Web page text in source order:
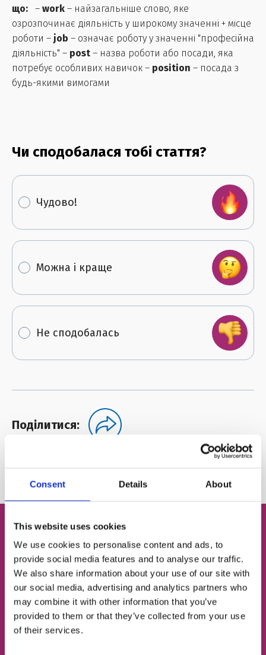
Consent Details About
This website uses cookies
We use cookies to personalise content and ads, to
provide social media features and to analyse our traffic.
We also share information about your use of our site with
our social media, advertising and analytics partners who
may combine it with other information that you’ve
provided to them or that they’ve collected from your use
of their services.
що: – work – найзагальніше слово, яке
озрозпочинає діяльність у широкому значенні + місце
роботи – job – означає роботу у значенні "професійна
діяльність" – post – назва роботи або посади, яка
потребує особливих навичок – position – посада з
будь-якими вимогами
Чи сподобалася тобі стаття?
Чудово!
Можна і краще
Не сподобалась
Поділитися:
Безкоштовний пробний
урок англійської
Визначимо твій рівень